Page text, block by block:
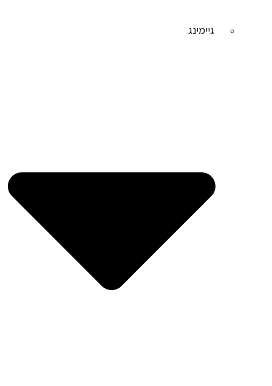
גיימינג